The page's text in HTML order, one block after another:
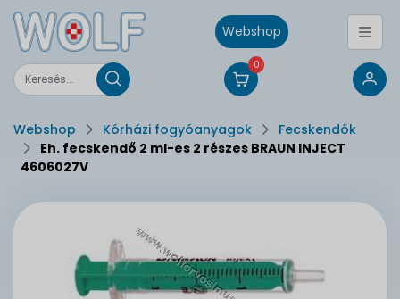
Webshop
0
Webshop Kórházi fogyóanyagok
Fecskendők
Eh. fecskendő 2 ml-es 2 részes BRAUN INJECT
4606027V